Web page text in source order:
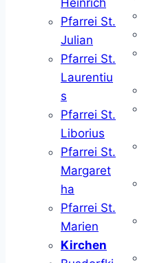
Heinrich
Pfarrei St.
Julian
Pfarrei St.
Laurentiu
s
Pfarrei St.
Liborius
Pfarrei St.
Margaret
ha
Pfarrei St.
Marien
Kirchen